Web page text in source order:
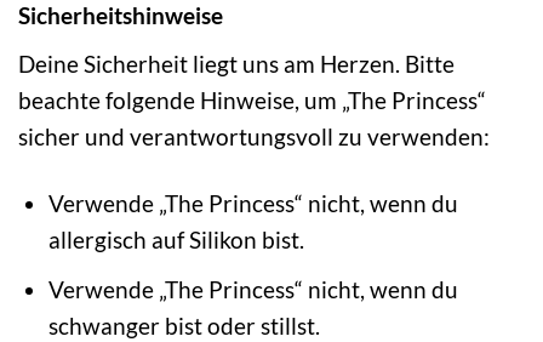
Sicherheitshinweise
Deine Sicherheit liegt uns am Herzen. Bitte
beachte folgende Hinweise, um „The Princess“
sicher und verantwortungsvoll zu verwenden:
Verwende „The Princess“ nicht, wenn du
allergisch auf Silikon bist.
Verwende „The Princess“ nicht, wenn du
schwanger bist oder stillst.